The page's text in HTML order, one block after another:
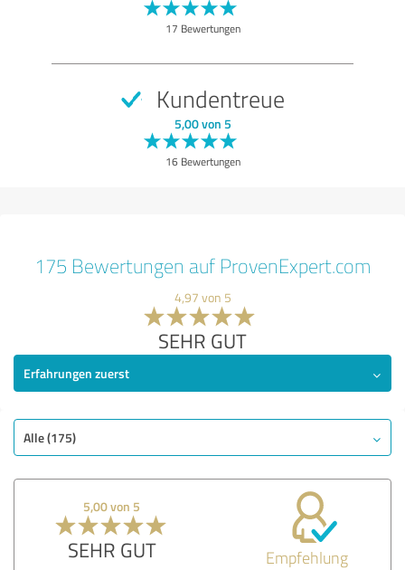
17 Bewertungen
Kundentreue
5,00 von 5
16 Bewertungen
175 Bewertungen auf ProvenExpert.com
4,97 von 5
SEHR GUT
Erfahrungen zuerst
Alle (175)
5,00 von 5
SEHR GUT Empfehlung